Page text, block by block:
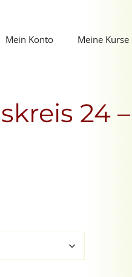
Mein Konto Meine Kurse
24 –